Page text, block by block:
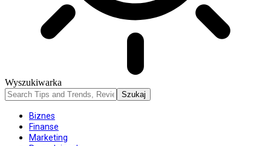
Wyszukiwarka
Biznes
Finanse
Marketing